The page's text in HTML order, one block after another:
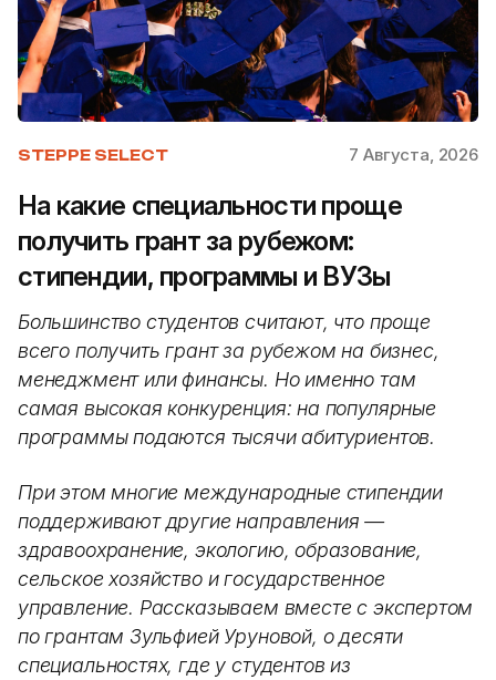
STEPPE SELECT 7 Августа, 2026
На какие специальности проще
получить грант за рубежом:
стипендии, программы и ВУЗы
Большинство студентов считают, что проще
всего получить грант за рубежом на бизнес,
менеджмент или финансы. Но именно там
самая высокая конкуренция: на популярные
программы подаются тысячи абитуриентов.
При этом многие международные стипендии
поддерживают другие направления —
здравоохранение, экологию, образование,
сельское хозяйство и государственное
управление. Рассказываем вместе с экспертом
по грантам Зульфией Уруновой, о десяти
специальностях, где у студентов из